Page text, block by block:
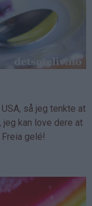
så jeg tenkte at
kan love dere at
gelé!